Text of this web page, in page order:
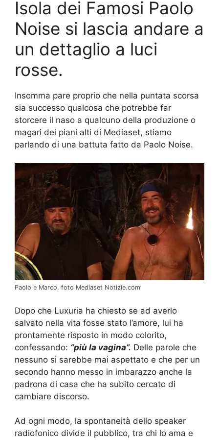
Isola dei Famosi Paolo
Noise si lascia andare a
un dettaglio a luci
rosse.
Insomma pare proprio che nella puntata scorsa
sia successo qualcosa che potrebbe far
storcere il naso a qualcuno della produzione o
magari dei piani alti di Mediaset, stiamo
parlando di una battuta fatto da Paolo Noise.
Paolo e Marco, foto Mediaset Notizie.com
Dopo che Luxuria ha chiesto se ad averlo
salvato nella vita fosse stato l’amore, lui ha
prontamente risposto in modo colorito,
confessando: “più la vagina”. Delle parole che
nessuno si sarebbe mai aspettato e che per un
secondo hanno messo in imbarazzo anche la
padrona di casa che ha subito cercato di
cambiare discorso.
Ad ogni modo, la spontaneità dello speaker
radiofonico divide il pubblico, tra chi lo ama e